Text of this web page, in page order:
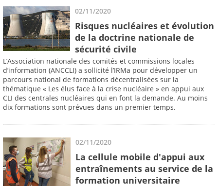
02/11/2020
Risques nucléaires et évolution
de la doctrine nationale de
sécurité civile
L’Association nationale des comités et commissions locales
d’information (ANCCLI) a sollicité l’IRMa pour développer un
parcours national de formations décentralisées sur la
thématique « Les élus face à la crise nucléaire » en appui aux
CLI des centrales nucléaires qui en font la demande. Au moins
dix formations sont prévues dans un premier temps.
02/11/2020
La cellule mobile d'appui aux
entraînements au service de la
formation universitaire